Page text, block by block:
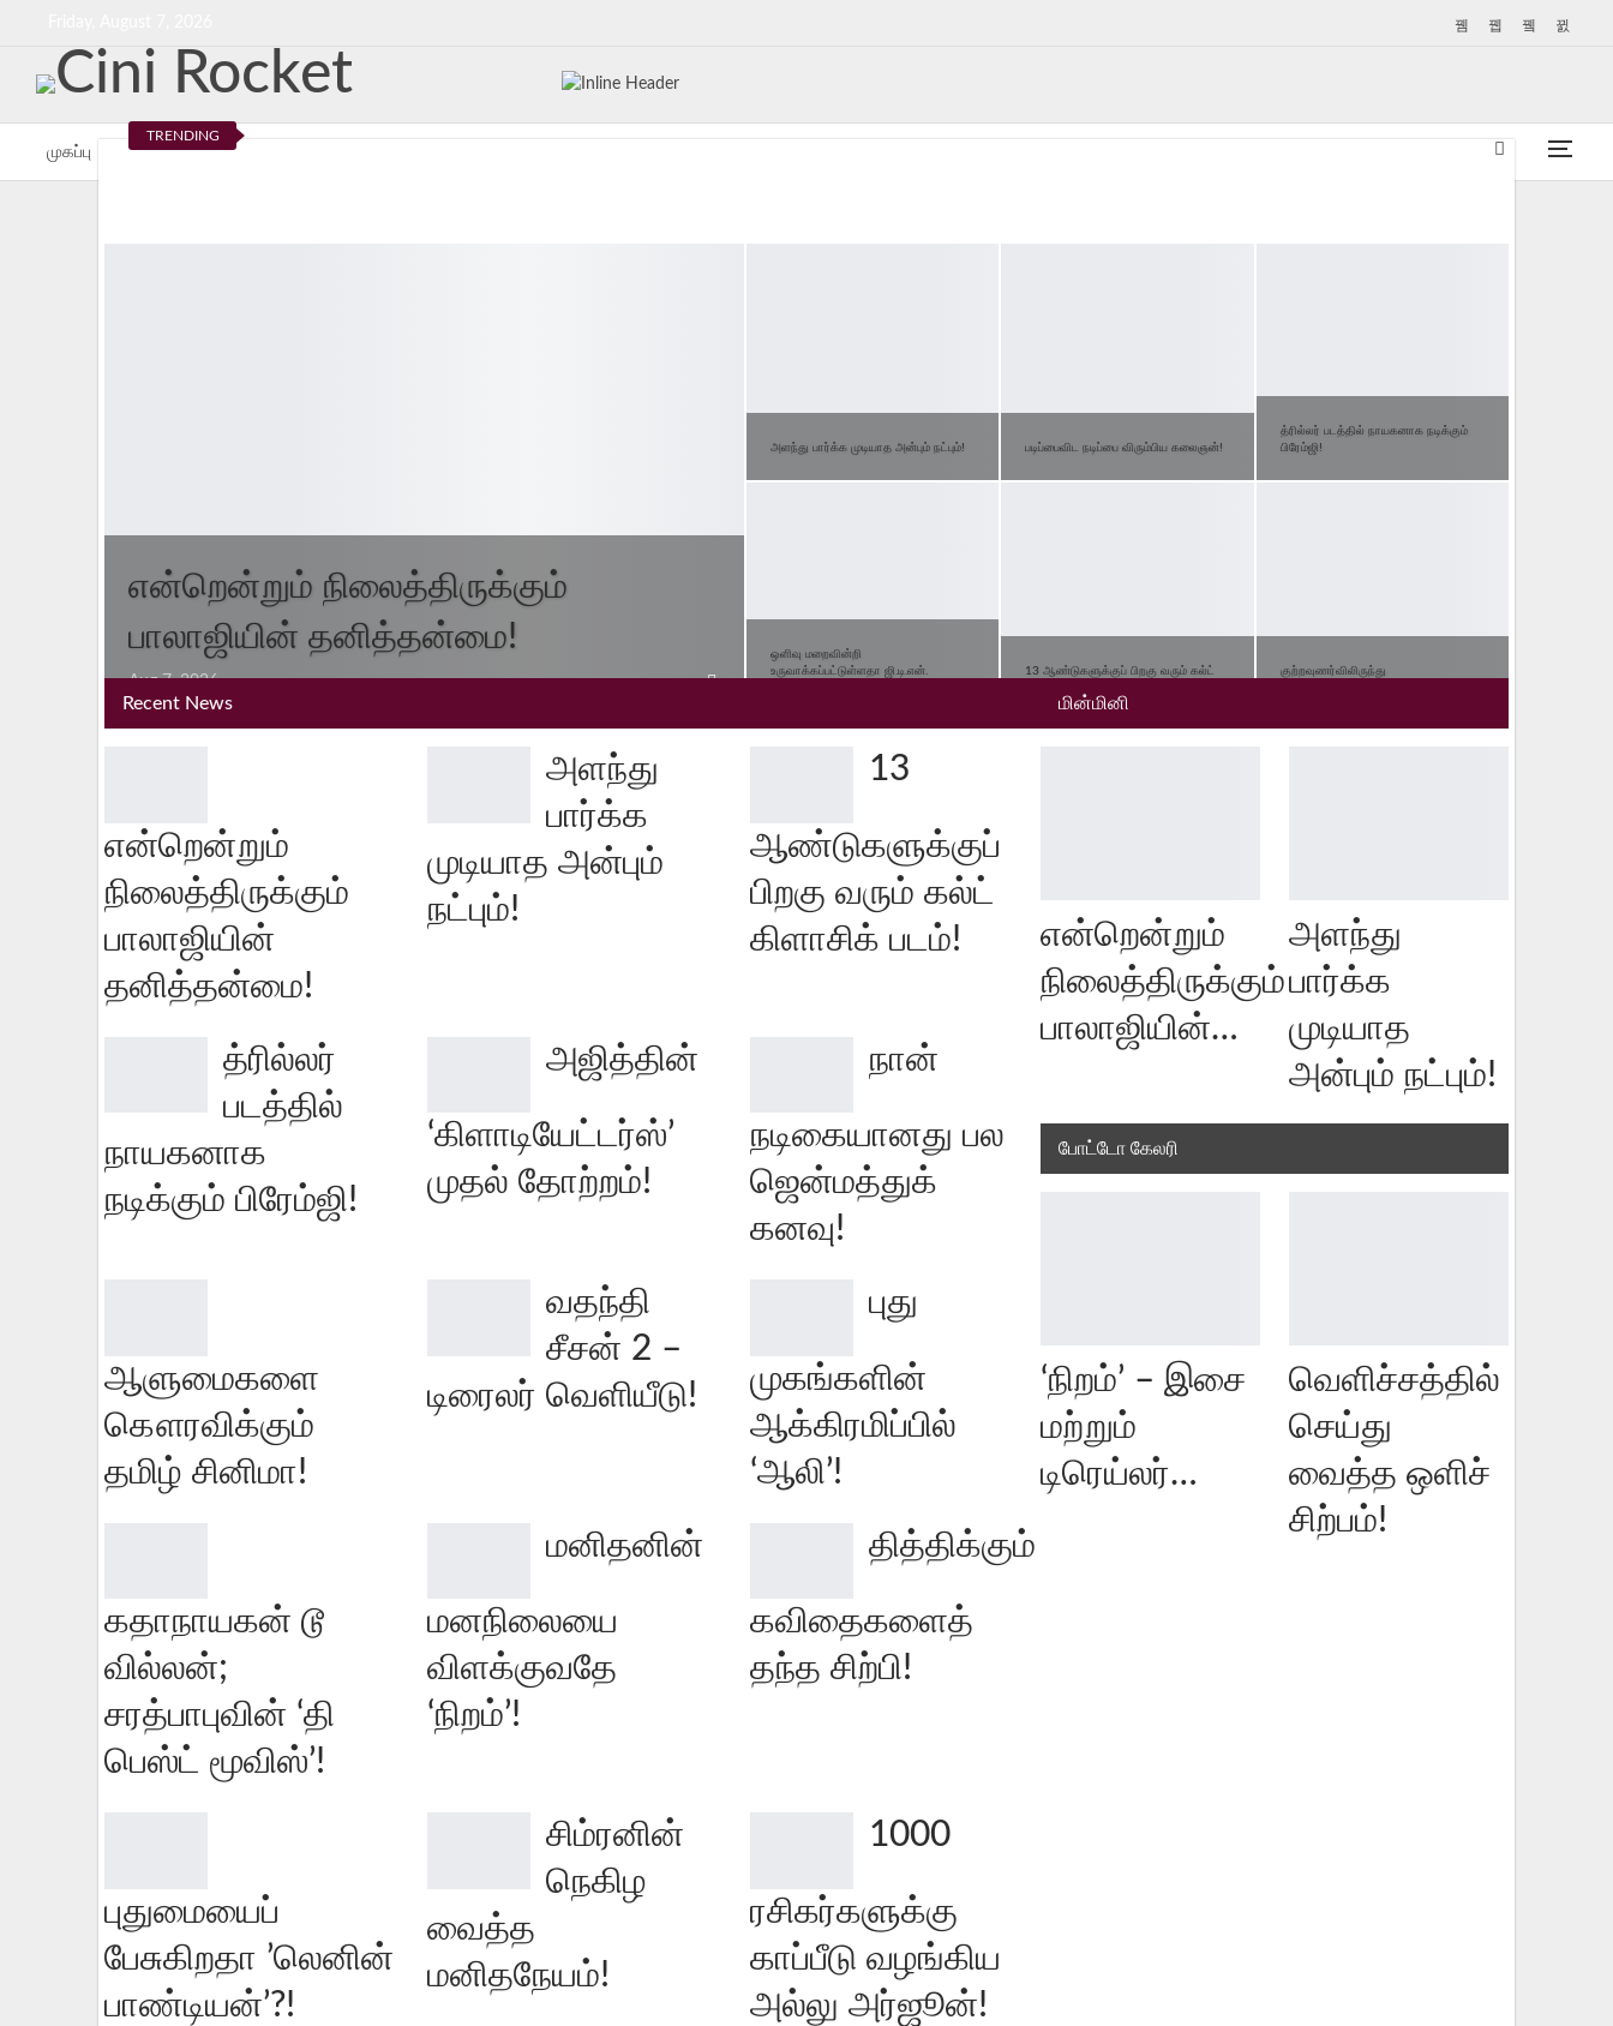
முகப்பு சினிமா இன்று
TRENDING
என்றென்றும் நிலைத்திருக்கும்
பாலாஜியின் தனித்தன்மை!
Aug 7, 2026
அளந்து பார்க்க முடியாத அன்பும் நட்பும்! படிப்பைவிட நடிப்பை விரும்பிய கலைஞன்!
ஒளிவு மறைவின்றி
உருவாக்கப்பட்டுள்ளதா ஜி.டி.என்.
13 ஆண்டுகளுக்குப் பிறகு வரும் கல்ட்
த்ரில்லர் படத்தில் நாயகனாக நடிக்கும்
பிரேம்ஜி!
குற்றவுணர்விலிருந்து
Recent News
என்றென்றும்
நிலைத்திருக்கும்
பாலாஜியின்
தனித்தன்மை!
அளந்து
பார்க்க
முடியாத அன்பும்
நட்பும்!
13
ஆண்டுகளுக்குப்
பிறகு வரும் கல்ட்
கிளாசிக் படம்!
த்ரில்லர்
படத்தில்
நாயகனாக
நடிக்கும் பிரேம்ஜி!
அஜித்தின்
‘கிளாடியேட்டர்ஸ்’
முதல் தோற்றம்!
நான்
நடிகையானது பல
ஜென்மத்துக்
கனவு!
ஆளுமைகளை
கௌரவிக்கும்
தமிழ் சினிமா!
வதந்தி
சீசன் 2 –
டிரைலர் வெளியீடு!
புது
முகங்களின்
ஆக்கிரமிப்பில்
‘ஆலி’!
கதாநாயகன் டூ
வில்லன்;
சரத்பாபுவின் ‘தி
பெஸ்ட் மூவிஸ்’!
மனிதனின்
மனநிலையை
விளக்குவதே
‘நிறம்’!
தித்திக்கும்
கவிதைகளைத்
தந்த சிற்பி!
புதுமையைப்
பேசுகிறதா ’லெனின்
பாண்டியன்’?!
சிம்ரனின்
நெகிழ
வைத்த
மனிதநேயம்!
1000
ரசிகர்களுக்கு
காப்பீடு வழங்கிய
அல்லு அர்ஜூன்!
மின்மினி
என்றென்றும்
நிலைத்திருக்கும்
பாலாஜியின்…
அளந்து
பார்க்க
முடியாத
அன்பும் நட்பும்!
போட்டோ கேலரி
‘நிறம்’ – இசை
மற்றும்
டிரெய்லர்…
வெளிச்சத்தில்
செய்து
வைத்த ஒளிச்
சிற்பம்!